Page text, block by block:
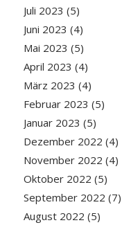
Juli 2023 (5)
Juni 2023 (4)
Mai 2023 (5)
April 2023 (4)
März 2023 (4)
Februar 2023 (5)
Januar 2023 (5)
Dezember 2022 (4)
November 2022 (4)
Oktober 2022 (5)
September 2022 (7)
August 2022 (5)